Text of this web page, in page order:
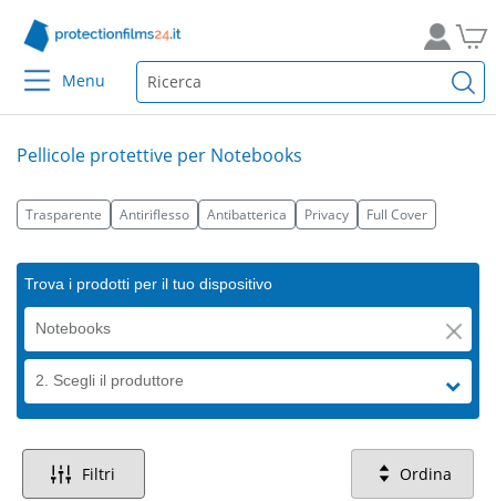
Menu
Pellicole protettive per Notebooks
Trasparente Antiriflesso Antibatterica Privacy Full Cover
Trova i prodotti per il tuo dispositivo
Notebooks
2. Scegli il produttore
Filtri Ordina